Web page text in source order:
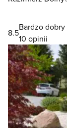
8.5
Bardzo dobry
10 opinii